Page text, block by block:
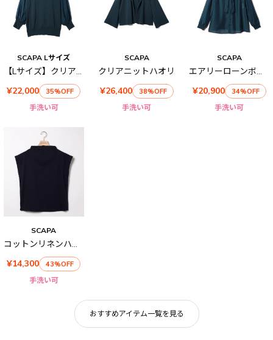
SCAPA Lサイズ
【Lサイズ】クリアニットプルオーバー
¥22,000
35%OFF
手洗い可
SCAPA
クリアニットハオリ
¥26,400
38%OFF
手洗い可
SCAPA
エアリーローンボータイブラウス
¥20,900
34%OFF
手洗い可
SCAPA
コットンリネンハイネックカットソー
¥14,300
43%OFF
手洗い可
おすすめアイテム一覧を見る